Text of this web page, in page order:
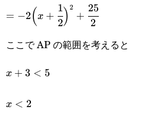
{2}+12
=-2\Big(x+\cfrac{1}
{2}\Big)^2+\cfrac{25}
{2}
= −2(x +
2
1) 2
+
2
25
ここで AP の範囲を考えると
x+3<5
x + 3 < 5
x<2
x < 2